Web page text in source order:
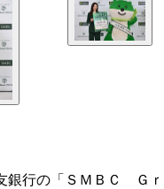
銀行の「ＳＭＢＣ Ｇｒ